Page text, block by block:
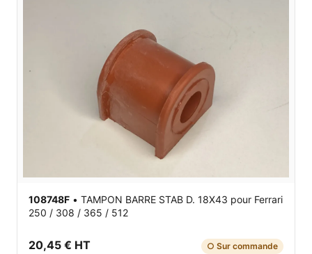
108748F • TAMPON BARRE STAB D. 18X43 pour Ferrari
250 / 308 / 365 / 512
20,45 € HT ○ Sur commande